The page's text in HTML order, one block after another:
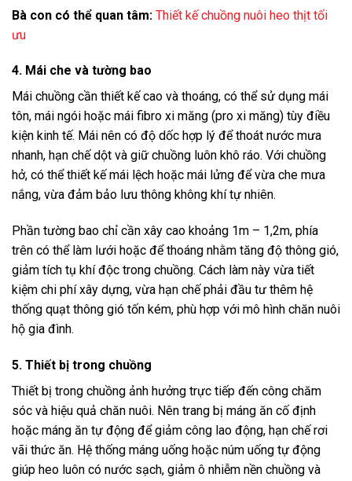
Bà con có thể quan tâm: Thiết kế chuồng nuôi heo thịt tối
ưu
4. Mái che và tường bao
Mái chuồng cần thiết kế cao và thoáng, có thể sử dụng mái
tôn, mái ngói hoặc mái fibro xi măng (pro xi măng) tùy điều
kiện kinh tế. Mái nên có độ dốc hợp lý để thoát nước mưa
nhanh, hạn chế dột và giữ chuồng luôn khô ráo. Với chuồng
hở, có thể thiết kế mái lệch hoặc mái lửng để vừa che mưa
nắng, vừa đảm bảo lưu thông không khí tự nhiên.
Phần tường bao chỉ cần xây cao khoảng 1m – 1,2m, phía
trên có thể làm lưới hoặc để thoáng nhằm tăng độ thông gió,
giảm tích tụ khí độc trong chuồng. Cách làm này vừa tiết
kiệm chi phí xây dựng, vừa hạn chế phải đầu tư thêm hệ
thống quạt thông gió tốn kém, phù hợp với mô hình chăn nuôi
hộ gia đình.
5. Thiết bị trong chuồng
Thiết bị trong chuồng ảnh hưởng trực tiếp đến công chăm
sóc và hiệu quả chăn nuôi. Nên trang bị máng ăn cố định
hoặc máng ăn tự động để giảm công lao động, hạn chế rơi
vãi thức ăn. Hệ thống máng uống hoặc núm uống tự động
giúp heo luôn có nước sạch, giảm ô nhiễm nền chuồng và